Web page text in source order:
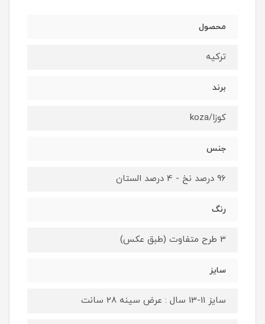
محصول
ترکیه
برند
کوزا/koza
جنس
96 درصد نخ - 4 درصد الستان
رنگ
3 طرح متفاوت (طبق عکس)
سایز
سایز 11-13 سال : عرض سینه 28 سانت